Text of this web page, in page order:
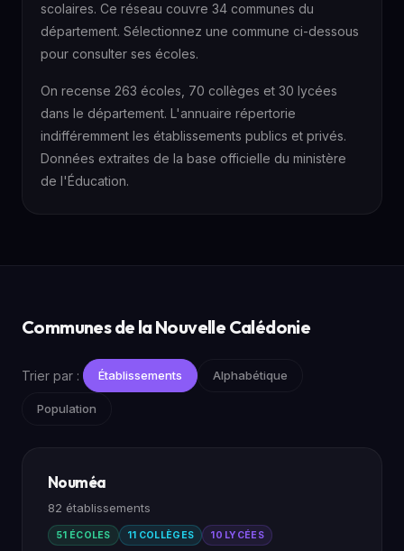
scolaires. Ce réseau couvre 34 communes du
département. Sélectionnez une commune ci-dessous
pour consulter ses écoles.
On recense 263 écoles, 70 collèges et 30 lycées
dans le département. L'annuaire répertorie
indifféremment les établissements publics et privés.
Données extraites de la base officielle du ministère
de l'Éducation.
Communes de la Nouvelle Calédonie
Trier par : Établissements Alphabétique
Population
Nouméa
82 établissements
51 ÉCOLES 11 COLLÈGES 10 LYCÉES